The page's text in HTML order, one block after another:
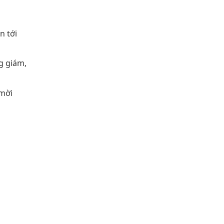
tới
giám,